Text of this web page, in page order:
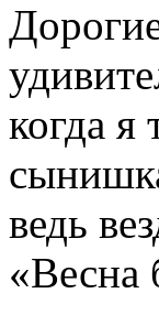
когда
ведь
«Весна